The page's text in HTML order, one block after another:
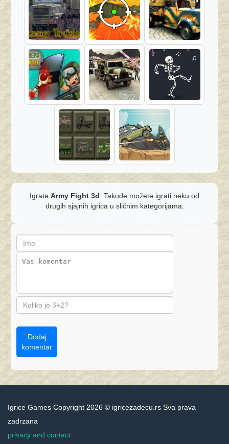
Igrate Army Fight 3d . Takođe možete igrati neku od
drugih sjajnih igrica u sličnim kategorijama:
Dodaj
komentar
Igrice Games Copyright 2026 © igricezadecu.rs Sva prava
zadrzana
privacy and contact